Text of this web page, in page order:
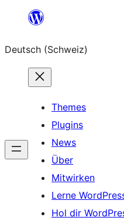
springen
Deutsch (Schweiz)
Themes
Plugins
News
Über
Mitwirken
Lerne
Hol dir